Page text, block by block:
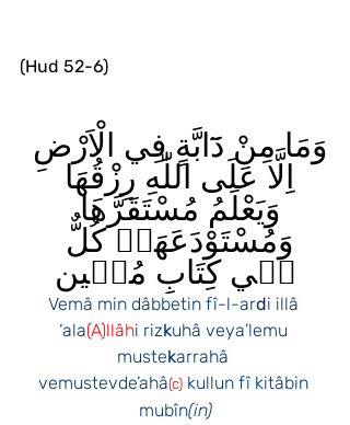
(Hud 52-6)
وَمَا مِنْ دَٓابَّةٍ فِي الْاَرْضِ
اِلَّا عَلَى اللّٰهِ رِزْقُهَا
وَيَعْلَمُ مُسْتَقَرَّهَا
وَمُسْتَوْدَعَهَاۜ كُلٌّ
ف۪ي كِتَابٍ مُب۪ينٍ
Vemâ min dâbbetin fî-l-ardi illâ
‘ala(A)llâhi rizkuhâ veya’lemu
mustekarrahâ
vemustevde’ahâ(c) kullun fî kitâbin
mubîn(in)